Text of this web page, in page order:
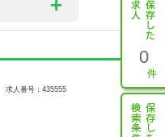
0
求人番号：435555